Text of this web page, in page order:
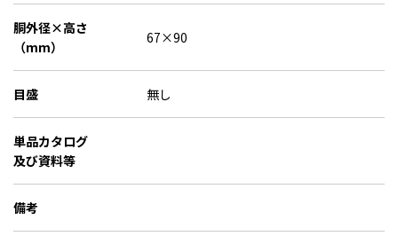
胴外径×高さ
（mm）
67×90
目盛 無し
単品カタログ
及び資料等
備考